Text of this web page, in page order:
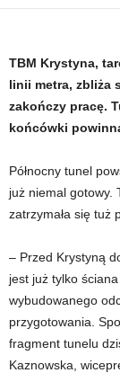
TBM Krystyna,
linii metra, zbliża
zakończy pracę.
końcówki
Północny tunel
już niemal gotowy.
zatrzymała się tuż
– Przed Krystyną
jest już tylko
wybudowanego
przygotowania.
fragment tunelu
Kaznowska,